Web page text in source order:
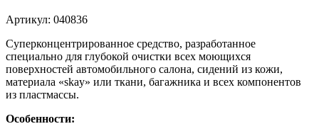
Артикул: 040836
Суперконцентрированное средство, разработанное
специально для глубокой очистки всех моющихся
поверхностей автомобильного салона, сидений из кожи,
материала «skay» или ткани, багажника и всех компонентов
из пластмассы.
Особенности: